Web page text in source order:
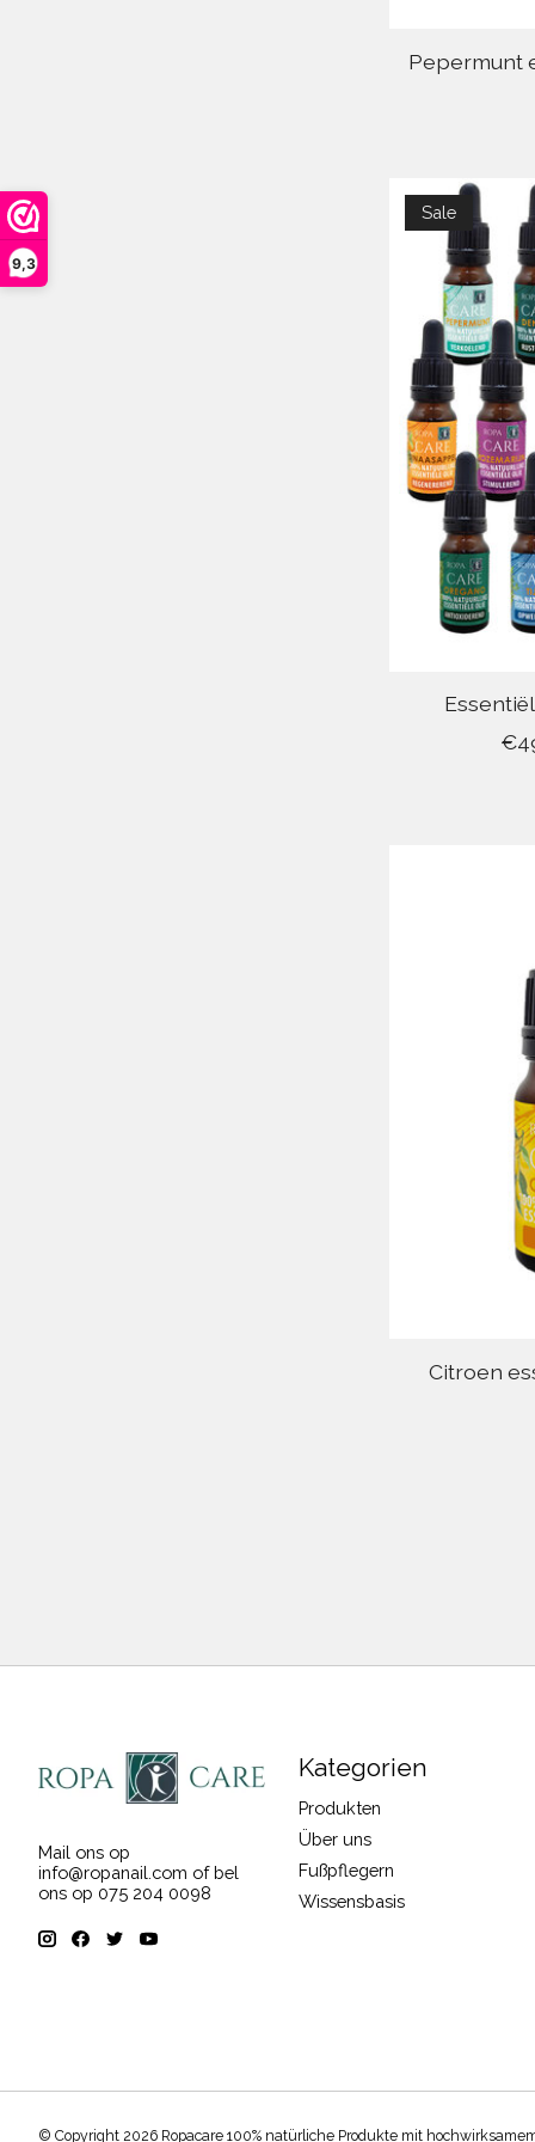
9,3
Pepermunt
Sale
Citroen
Mail ons op
info@ropanail.com of bel
ons op 075 204 0098
Kategorien
Produkten
Über uns
Fußpflegern
Wissensbasis
© Copyright 2026 Ropacare 100% natürliche Produkte mit